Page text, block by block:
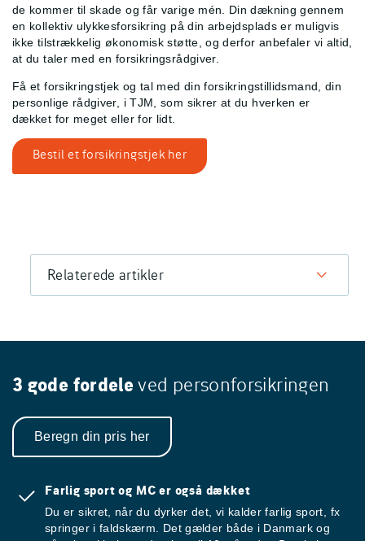
de kommer til skade og får varige mén. Din dækning gennem
en kollektiv ulykkesforsikring på din arbejdsplads er muligvis
ikke tilstrækkelig økonomisk støtte, og derfor anbefaler vi altid,
at du taler med en forsikringsrådgiver.
Få et forsikringstjek og tal med din forsikringstillidsmand, din
personlige rådgiver, i TJM, som sikrer at du hverken er
dækket for meget eller for lidt.
Bestil et forsikringstjek her
Relaterede artikler
3 gode fordele ved personforsikringen
Beregn din pris her
Farlig sport og MC er også dækket
Du er sikret, når du dyrker det, vi kalder farlig sport, fx
springer i faldskærm. Det gælder både i Danmark og